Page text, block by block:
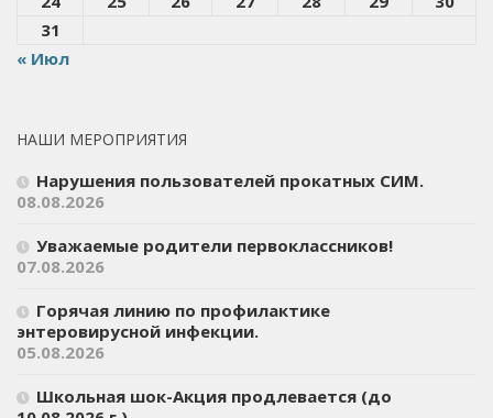
31
« Июл
НАШИ МЕРОПРИЯТИЯ
Нарушения пользователей прокатных СИМ.
08.08.2026
Уважаемые родители первоклассников!
07.08.2026
Горячая линию по профилактике
энтеровирусной инфекции.
05.08.2026
Школьная шок-Акция продлевается (до